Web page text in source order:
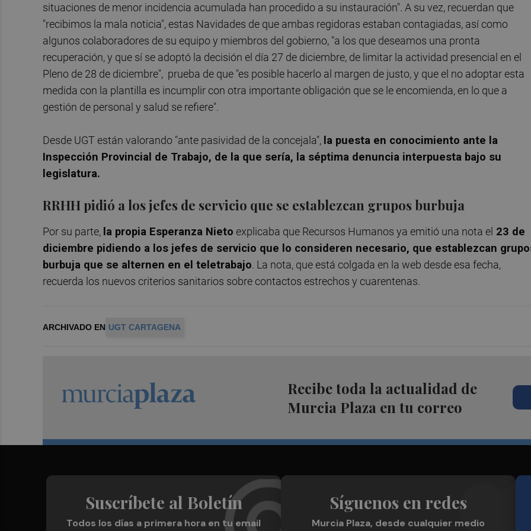
situaciones de menor incidencia acumulada han procedido a su instauración". A su vez, recuerdan que
"recibimos la mala noticia", estas Navidades de que ambas regidoras estaban contagiadas, así como
algunos colaboradores de su equipo y miembros del gobierno, "a los que deseamos una pronta
recuperación, y que sí se adoptó la decisión el día 27 de diciembre, de limitar la actividad presencial en el
Pleno de 28 de diciembre", prueba de que "es posible hacerlo al margen de justo, y que el no adoptar esta
medida con la plantilla es incumplir con otra importante obligación que se le encomienda, en lo que a
gestión de personal y salud se refiere".
Desde UGT están valorando "ante pasividad de la concejala", la puesta en conocimiento ante la
Inspección Provincial de Trabajo, de la que sería, la séptima denuncia interpuesta bajo su
legislatura.
RRHH pidió a los jefes de servicio que se establezcan grupos burbuja
Por su parte, la propia Esperanza Nieto explicaba que Recursos Humanos ya emitió una nota el 23 de
diciembre pidiendo a los jefes de servicio que lo consideren necesario, que establezcan
burbuja que se alternen en el teletrabajo. La nota, que está colgada en la web desde esa fecha,
recuerda los nuevos criterios sanitarios sobre contactos estrechos y cuarentenas.
ARCHIVADO EN UGT CARTAGENA
Recibe toda la actualidad de
Murcia Plaza en tu correo
Suscríbete al Boletín
Todos los días a primera hora en tu email
Síguenos en redes
Murcia Plaza, desde cualquier medio